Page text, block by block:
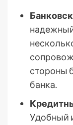
стороны
банка.
Удобный